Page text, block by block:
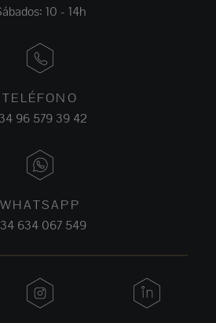
10 - 14h
TELÉFONO
96 579 39 42
WHATSAPP
634 067 549